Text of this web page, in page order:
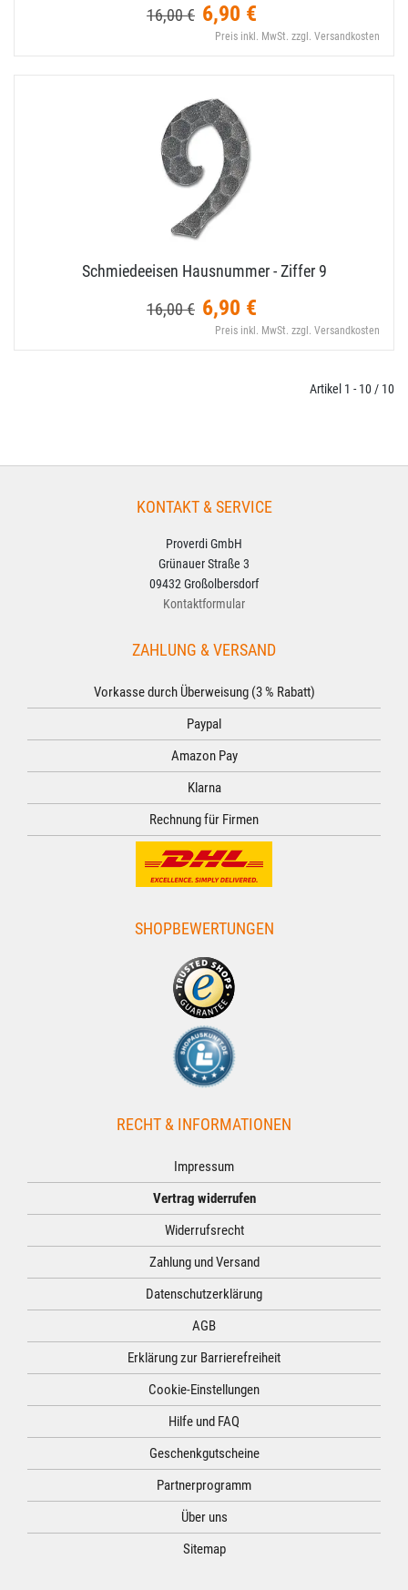
16,00 € 6,90 €
Preis inkl. MwSt. zzgl. Versandkosten
Schmiedeeisen Hausnummer - Ziffer 9
16,00 € 6,90 €
Preis inkl. MwSt. zzgl. Versandkosten
Artikel 1 - 10 / 10
KONTAKT & SERVICE
Proverdi GmbH
Grünauer Straße 3
09432 Großolbersdorf
Kontaktformular
ZAHLUNG & VERSAND
Vorkasse durch Überweisung (3 % Rabatt)
Paypal
Amazon Pay
Klarna
Rechnung für Firmen
SHOPBEWERTUNGEN
RECHT & INFORMATIONEN
Impressum
Vertrag widerrufen
Widerrufsrecht
Zahlung und Versand
Datenschutzerklärung
AGB
Erklärung zur Barrierefreiheit
Cookie-Einstellungen
Hilfe und FAQ
Geschenkgutscheine
Partnerprogramm
Über uns
Sitemap